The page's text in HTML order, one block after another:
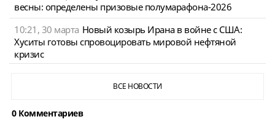
весны: определены призовые полумарафона-2026
10:21, 30 марта Новый козырь Ирана в войне с США:
Хуситы готовы спровоцировать мировой нефтяной
кризис
ВСЕ НОВОСТИ
0 Комментариев